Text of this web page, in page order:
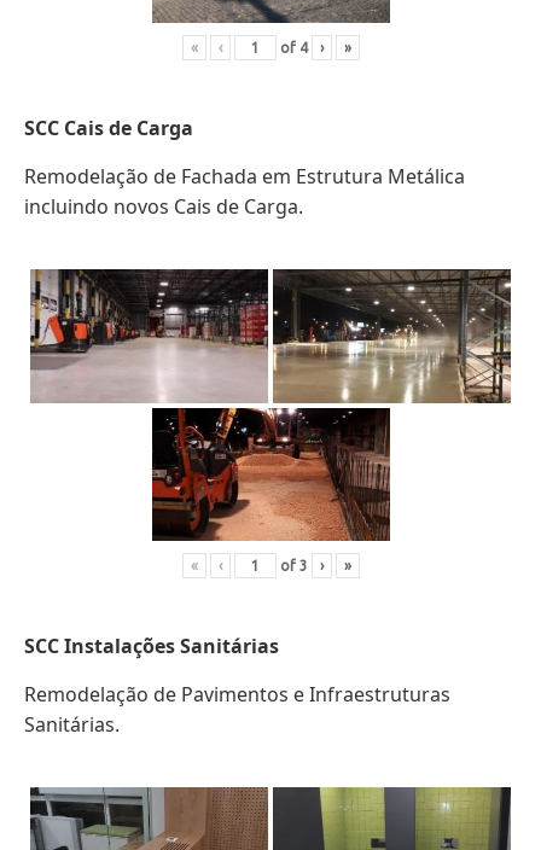
« ‹ of 4 › »
SCC Cais de Carga
Remodelação de Fachada em Estrutura Metálica
incluindo novos Cais de Carga.
« ‹ of 3 › »
SCC Instalações Sanitárias
Remodelação de Pavimentos e Infraestruturas
Sanitárias.